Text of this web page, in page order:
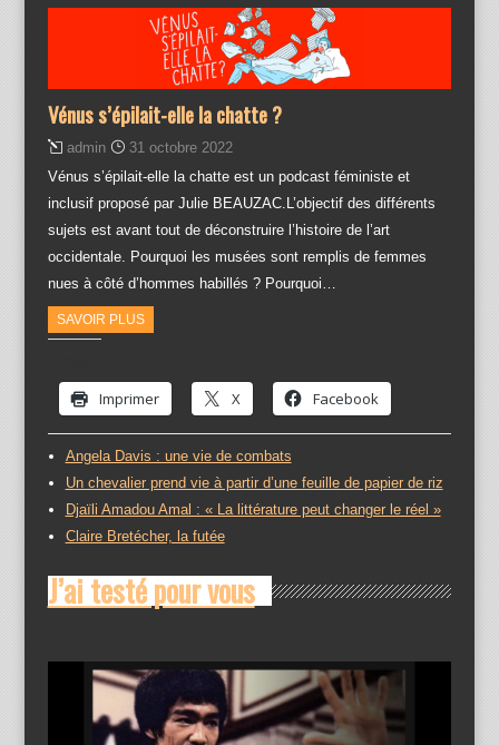
Vénus s’épilait-elle la chatte ?
admin
31 octobre 2022
Vénus s’épilait-elle la chatte est un podcast féministe et
inclusif proposé par Julie BEAUZAC.L’objectif des différents
sujets est avant tout de déconstruire l’histoire de l’art
occidentale. Pourquoi les musées sont remplis de femmes
nues à côté d’hommes habillés ? Pourquoi…
SAVOIR PLUS
Imprimer X Facebook
Angela Davis : une vie de combats
Un chevalier prend vie à partir d’une feuille de papier de riz
Djaïli Amadou Amal : « La littérature peut changer le réel »
Claire Bretécher, la futée
J’ai testé pour vous